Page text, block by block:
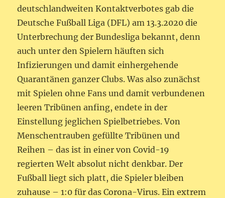
deutschlandweiten Kontaktverbotes gab die
Deutsche Fußball Liga (DFL) am 13.3.2020 die
Unterbrechung der Bundesliga bekannt, denn
auch unter den Spielern häuften sich
Infizierungen und damit einhergehende
Quarantänen ganzer Clubs. Was also zunächst
mit Spielen ohne Fans und damit verbundenen
leeren Tribünen anfing, endete in der
Einstellung jeglichen Spielbetriebes. Von
Menschentrauben gefüllte Tribünen und
Reihen – das ist in einer von Covid-19
regierten Welt absolut nicht denkbar. Der
Fußball liegt sich platt, die Spieler bleiben
zuhause – 1:0 für das Corona-Virus. Ein extrem